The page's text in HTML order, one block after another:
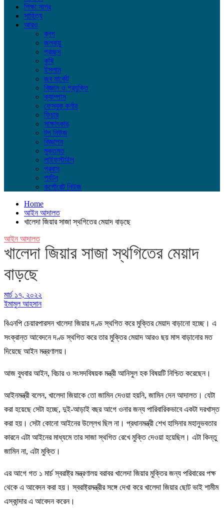
শিক্ষা সাগর
সাহিত্য
আরও
ব্লগ
জলবায়ু
প্রচ্ছদ
কৃষি
ইসলাম
জব মার্কেট
বিজ্ঞান ও প্রযুক্তি
ক্যাম্পাস
ফেসবুক কর্নার
ফিচার
সাক্ষাৎকার
টপ নিউজ
বিজ্ঞাপন
মুক্তমত
লাইফস্টাইল
প্রবাস
পর্যটন
কর্পোরেট নিউজ
Home
আইন আদালত
খালেদা জিয়ার সাজা স্থগিতের মেয়াদ বাড়ছে
আইন আদালত
খালেদা জিয়ার সাজা স্থগিতের মেয়াদ
বাড়ছে
মার্চ ১৭, ২০২২
ইমামুল আহসান
বিএনপি চেয়ারপারসন খালেদা জিয়ার দণ্ড স্থগিত করে মুক্তির মেয়াদ বাড়ানো হচ্ছে। এ
সংক্রান্ত আবেদনে দণ্ড স্থগিত করে তার মুক্তির মেয়াদ আরও ছয় মাস বাড়ানোর মত
দিয়েছে আইন মন্ত্রণালয়।
আজ বুধবার আইন, বিচার ও সংসদবিষয়ক মন্ত্রী আনিসুল হক বিষয়টি নিশ্চিত করেছেন।
আইনমন্ত্রী বলেন, খালেদা জিয়াকে তো জামিন দেওয়া হয়নি, জামিন দেন আদালত। যেটা
করা হয়েছে সেটা হচ্ছে, দুই-আড়াই বছর আগে ওনার জন্য পারিবারিকভাবে একটা দরখাস্ত
করা হয়। সেটা কোনো আইনের উল্লেখ ছিল না। প্রধানমন্ত্রী শেখ হাসিনার মহানুভবতার
কারনে এটা আইনের মাধ্যমে তার সাজা স্থগিত রেখে মুক্তি দেওয়া হয়েছিল। এটা কিন্তু
জামিন না, এটা মুক্তি।
এর আগে গত ১ মার্চ স্বরাষ্ট্র মন্ত্রণালয় বরাবর খালেদা জিয়ার মুক্তির জন্য পরিবারের পক্ষ
থেকে এ আবেদন করা হয়। স্বরাষ্ট্রমন্ত্রীর সঙ্গে দেখা করে খালেদা জিয়ার ছোট ভাই শামীম
এস্কান্দার এ আবেদন করেন।